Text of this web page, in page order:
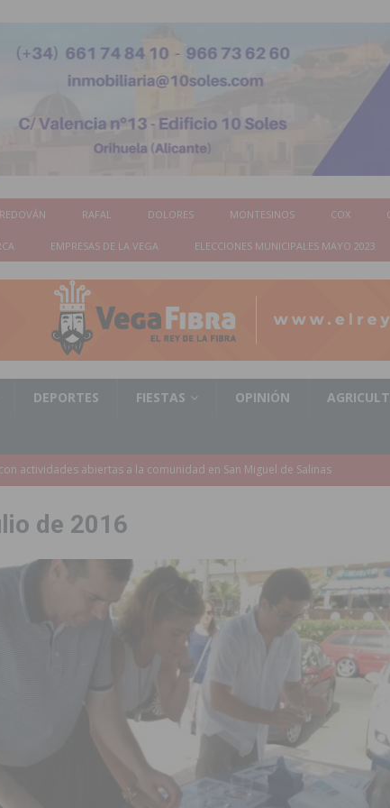
REDOVÁN RAFAL DOLORES MONTESINOS COX
EMPRESAS DE LA VEGA ELECCIONES MUNICIPALES MAYO 2023
DEPORTES FIESTAS OPINIÓN
euros en Pilar de la Horadada
PILAR DE LA HORADADA
abrirá en septiembre el último plazo de matriculación para el
Patronales de Pilar de la Horadada 2026
PILAR DE LA
actividades deportivas, culturales y de aventura
del municipio con nuevas actuaciones en la costa y las
de 2016